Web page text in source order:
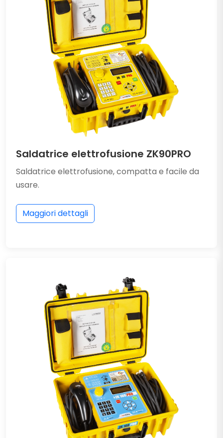
Saldatrice elettrofusione ZK90PRO
Saldatrice elettrofusione, compatta e facile da
usare.
Maggiori dettagli